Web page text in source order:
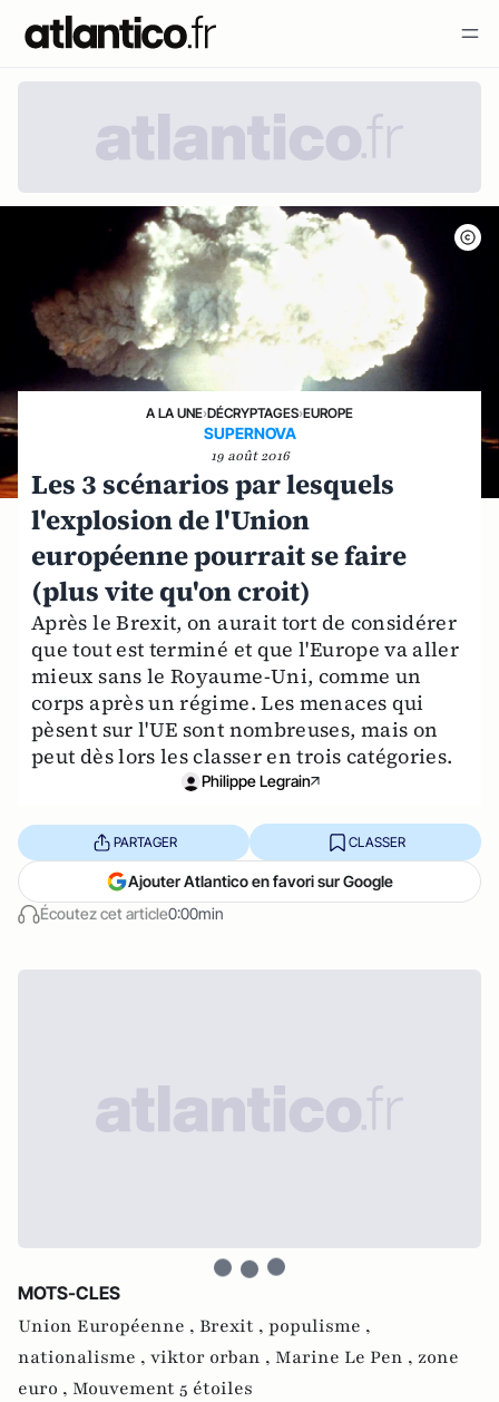
A LA UNE›DÉCRYPTAGES›EUROPE
SUPERNOVA
19 août 2016
Les 3 scénarios par lesquels
l'explosion de l'Union
européenne pourrait se faire
(plus vite qu'on croit)
Après le Brexit, on aurait tort de considérer
que tout est terminé et que l'Europe va aller
mieux sans le Royaume-Uni, comme un
corps après un régime. Les menaces qui
pèsent sur l'UE sont nombreuses, mais on
peut dès lors les classer en trois catégories.
Philippe Legrain
Écoutez cet article0:00min
PARTAGER CLASSER
Ajouter Atlantico en favori sur Google
MOTS-CLES
Union Européenne , Brexit , populisme ,
nationalisme , viktor orban , Marine Le Pen , zone
euro , Mouvement 5 étoiles